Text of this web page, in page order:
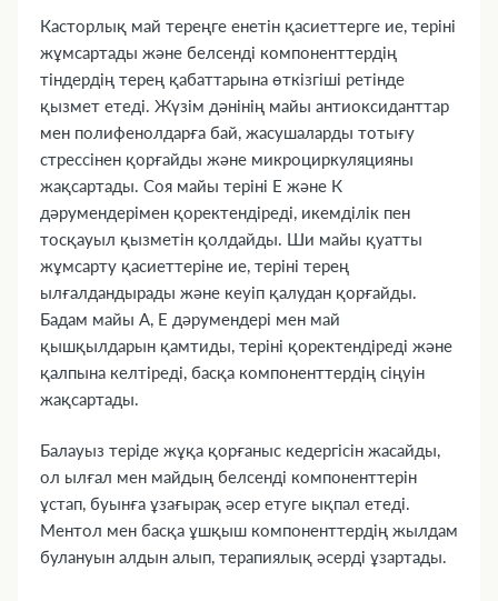
Касторлық май тереңге енетін қасиеттерге ие, теріні
жұмсартады және белсенді компоненттердің
тіндердің терең қабаттарына өткізгіші ретінде
қызмет етеді. Жүзім дәнінің майы антиоксиданттар
мен полифенолдарға бай, жасушаларды тотығу
стрессінен қорғайды және микроциркуляцияны
жақсартады. Соя майы теріні Е және К
дәрумендерімен қоректендіреді, икемділік пен
тосқауыл қызметін қолдайды. Ши майы қуатты
жұмсарту қасиеттеріне ие, теріні терең
ылғалдандырады және кеуіп қалудан қорғайды.
Бадам майы А, Е дәрумендері мен май
қышқылдарын қамтиды, теріні қоректендіреді және
қалпына келтіреді, басқа компоненттердің сіңуін
жақсартады.
Балауыз теріде жұқа қорғаныс кедергісін жасайды,
ол ылғал мен майдың белсенді компоненттерін
ұстап, буынға ұзағырақ әсер етуге ықпал етеді.
Ментол мен басқа ұшқыш компоненттердің жылдам
булануын алдын алып, терапиялық әсерді ұзартады.